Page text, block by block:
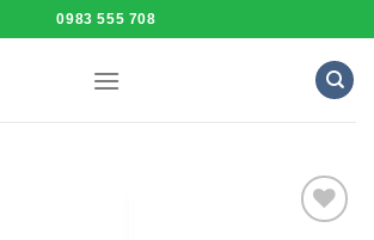
0983 555 708